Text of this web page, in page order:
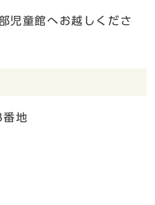
児童館へお越しくださ
番地